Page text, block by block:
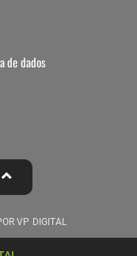
de dados
VP DIGITAL